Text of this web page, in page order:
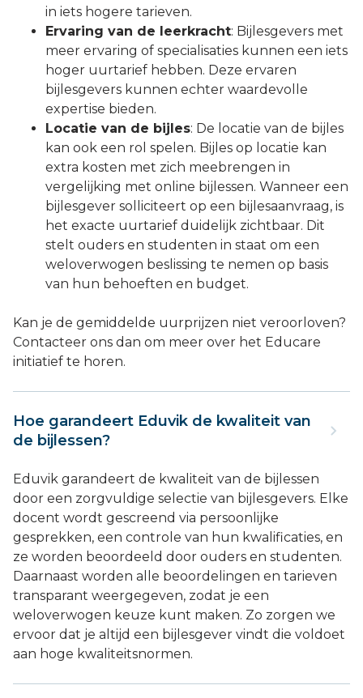
in iets hogere tarieven.
Ervaring van de leerkracht: Bijlesgevers met
meer ervaring of specialisaties kunnen een iets
hoger uurtarief hebben. Deze ervaren
bijlesgevers kunnen echter waardevolle
expertise bieden.
Locatie van de bijles: De locatie van de bijles
kan ook een rol spelen. Bijles op locatie kan
extra kosten met zich meebrengen in
vergelijking met online bijlessen. Wanneer een
bijlesgever solliciteert op een bijlesaanvraag, is
het exacte uurtarief duidelijk zichtbaar. Dit
stelt ouders en studenten in staat om een
weloverwogen beslissing te nemen op basis
van hun behoeften en budget.
Kan je de gemiddelde uurprijzen niet veroorloven?
Contacteer ons dan om meer over het Educare
initiatief te horen.
Hoe garandeert Eduvik de kwaliteit van
de bijlessen?
Eduvik garandeert de kwaliteit van de bijlessen
door een zorgvuldige selectie van bijlesgevers. Elke
docent wordt gescreend via persoonlijke
gesprekken, een controle van hun kwalificaties, en
ze worden beoordeeld door ouders en studenten.
Daarnaast worden alle beoordelingen en tarieven
transparant weergegeven, zodat je een
weloverwogen keuze kunt maken. Zo zorgen we
ervoor dat je altijd een bijlesgever vindt die voldoet
aan hoge kwaliteitsnormen.